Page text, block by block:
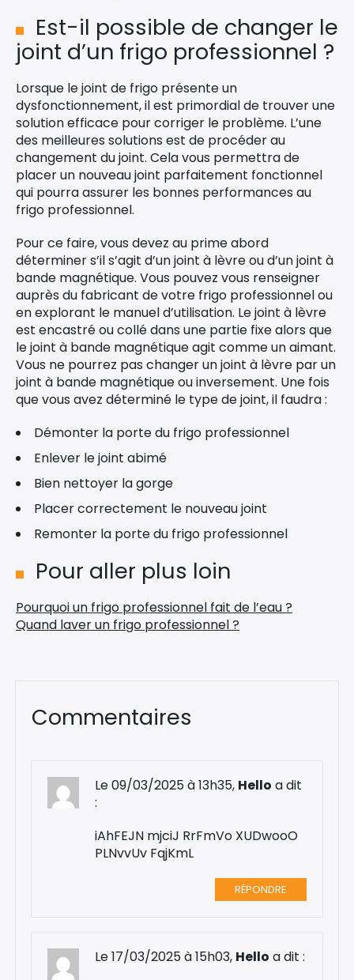
Est-il possible de changer le
joint d’un frigo professionnel ?
Lorsque le joint de frigo présente un
dysfonctionnement, il est primordial de trouver une
solution efficace pour corriger le problème. L’une
des meilleures solutions est de procéder au
changement du joint. Cela vous permettra de
placer un nouveau joint parfaitement fonctionnel
qui pourra assurer les bonnes performances au
frigo professionnel.
Pour ce faire, vous devez au prime abord
déterminer s’il s’agit d’un joint à lèvre ou d’un joint à
bande magnétique. Vous pouvez vous renseigner
auprès du fabricant de votre frigo professionnel ou
en explorant le manuel d’utilisation. Le joint à lèvre
est encastré ou collé dans une partie fixe alors que
le joint à bande magnétique agit comme un aimant.
Vous ne pourrez pas changer un joint à lèvre par un
joint à bande magnétique ou inversement. Une fois
que vous avez déterminé le type de joint, il faudra :
Démonter la porte du frigo professionnel
Enlever le joint abimé
Bien nettoyer la gorge
Placer correctement le nouveau joint
Remonter la porte du frigo professionnel
Pour aller plus loin
Pourquoi un frigo professionnel fait de l’eau ?
Quand laver un frigo professionnel ?
Commentaires
Le 09/03/2025 à 13h35, Hello a dit
:
iAhFEJN mjciJ RrFmVo XUDwooO
PLNvvUv FqjKmL
RÉPONDRE
Le 17/03/2025 à 15h03, Hello a dit :